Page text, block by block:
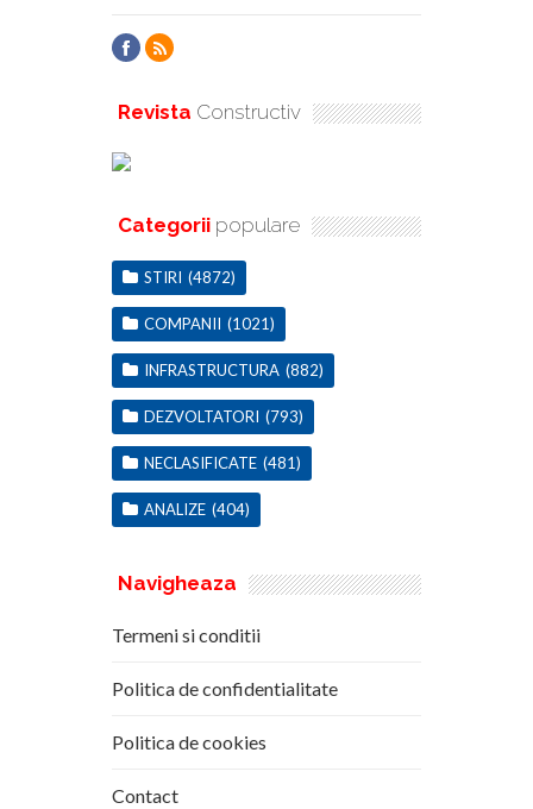
Revista Constructiv
Categorii populare
STIRI (4872)
COMPANII (1021)
INFRASTRUCTURA (882)
DEZVOLTATORI (793)
NECLASIFICATE (481)
ANALIZE (404)
Navigheaza
Termeni si conditii
Politica de confidentialitate
Politica de cookies
Contact